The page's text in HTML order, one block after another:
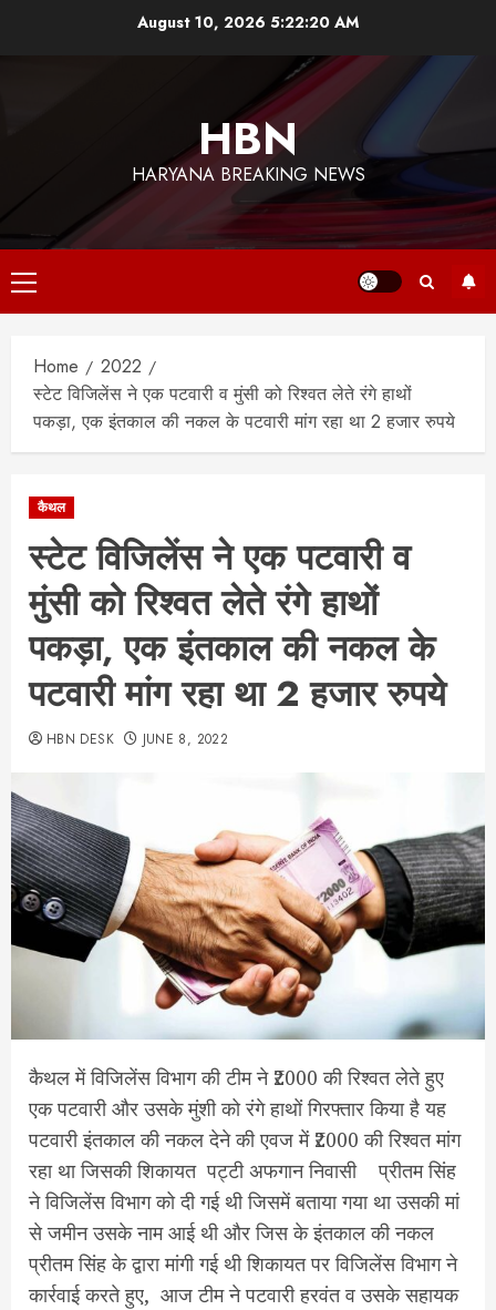
August 10, 20265:22:21 AM
HBN
HARYANA BREAKING NEWS
Primary
Menu
Home
2022
स्टेट विजिलेंस ने एक पटवारी व मुंसी को रिश्वत लेते रंगे हाथों
पकड़ा, एक इंतकाल की नकल के पटवारी मांग रहा था 2 हजार रुपये
कैथल
स्टेट विजिलेंस ने एक पटवारी व
मुंसी को रिश्वत लेते रंगे हाथों
पकड़ा, एक इंतकाल की नकल के
पटवारी मांग रहा था 2 हजार रुपये
HBN DESK JUNE 8, 2022
कैथल में विजिलेंस विभाग की टीम ने ₹2000 की रिश्वत लेते हुए
एक पटवारी और उसके मुंशी को रंगे हाथों गिरफ्तार किया है यह
पटवारी इंतकाल की नकल देने की एवज में ₹2000 की रिश्वत मांग
रहा था जिसकी शिकायत पट्टी अफगान निवासी प्रीतम सिंह
ने विजिलेंस विभाग को दी गई थी जिसमें बताया गया था उसकी मां
से जमीन उसके नाम आई थी और जिस के इंतकाल की नकल
प्रीतम सिंह के द्वारा मांगी गई थी शिकायत पर विजिलेंस विभाग ने
कार्रवाई करते हुए, आज टीम ने पटवारी हरवंत व उसके सहायक